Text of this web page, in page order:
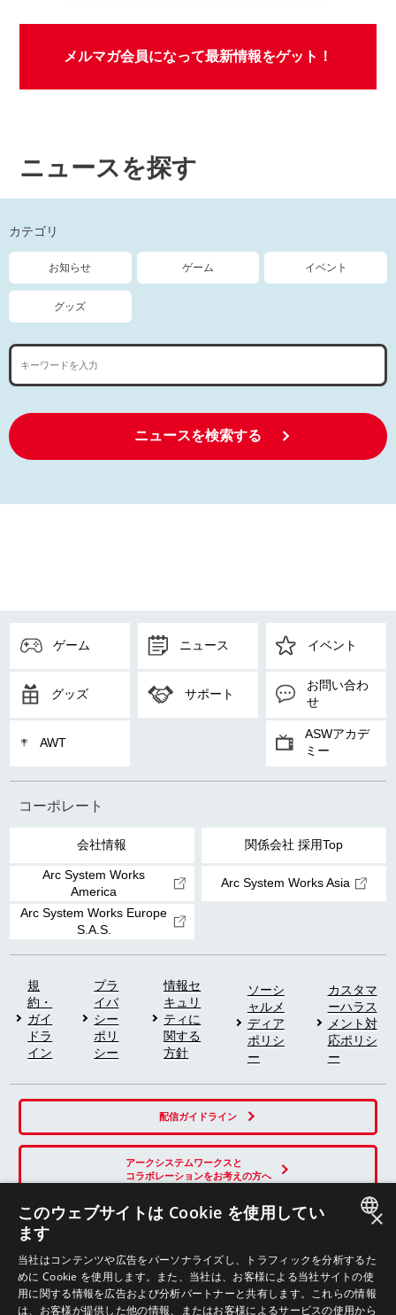
メルマガ会員になって最新情報をゲット！
ニュースを探す
カテゴリ
お知らせ ゲーム イベント
グッズ
ニュースを検索する
ゲーム ニュース イベント
グッズ サポート
お問い合わ
せ
AWT
ASWアカデ
ミー
コーポレート
会社情報 関係会社 採用Top
Arc System Works
America
Arc System Works Asia
Arc System Works Europe
S.A.S.
規
約・
ガイ
ドラ
イン
プラ
イバ
シー
ポリ
シー
情報セ
キュリ
ティに
関する
方針
ソーシ
ャルメ
ディア
ポリシ
ー
カスタマ
ーハラス
メント対
応ポリシ
ー
配信ガイドライン
アークシステムワークスと
コラボレーションをお考えの方へ
SNS
ENGLISH
×
このウェブサイトは Cookie を使用してい
ます
当社はコンテンツや広告をパーソナライズし、トラフィックを分析するた
めに Cookie を使用します。また、当社は、お客様による当社サイトの使
用に関する情報を広告および分析パートナーと共有します。これらの情報
は、お客様が提供した他の情報、またはお客様によるサービスの使用から